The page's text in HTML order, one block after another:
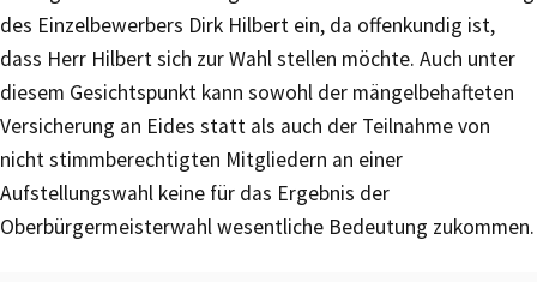
des Einzelbewerbers Dirk Hilbert ein, da offenkundig ist,
dass Herr Hilbert sich zur Wahl stellen möchte. Auch unter
diesem Gesichtspunkt kann sowohl der mängelbehafteten
Versicherung an Eides statt als auch der Teilnahme von
nicht stimmberechtigten Mitgliedern an einer
Aufstellungswahl keine für das Ergebnis der
Oberbürgermeisterwahl wesentliche Bedeutung zukommen.